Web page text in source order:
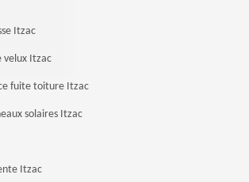
Itzac
velux Itzac
fuite toiture Itzac
solaires Itzac
Itzac